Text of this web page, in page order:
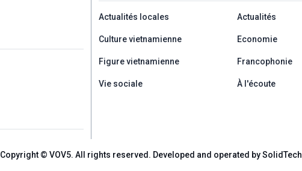
menu footer tiếng Pháp
Actualités locales Actualités
Culture vietnamienne Economie
Figure vietnamienne Francophonie
Vie sociale À l'écoute
Copyright © VOV5. All rights reserved. Developed and operated by SolidTech